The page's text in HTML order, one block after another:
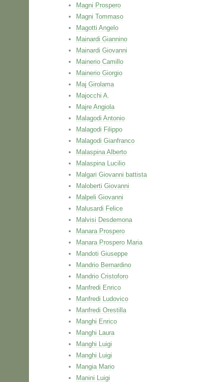
Magni Prospero
Magni Tommaso
Magotti Angelo
Mainardi Giannino
Mainardi Giovanni
Mainerio Camillo
Mainerio Giorgio
Maj Girolama
Majocchi A.
Majre Angiola
Malagodi Antonio
Malagodi Filippo
Malagodi Gianfranco
Malaspina Alberto
Malaspina Lucilio
Malgari Giovanni battista
Maloberti Giovanni
Malpeli Giovanni
Malusardi Felice
Malvisi Desdemona
Manara Prospero
Manara Prospero Maria
Mandoti Giuseppe
Mandrio Bernardino
Mandrio Cristoforo
Manfredi Enrico
Manfredi Ludovico
Manfredi Orestilla
Manghi Enrico
Manghi Laura
Manghi Luigi
Manghi Luigi
Mangia Mario
Manini Luigi